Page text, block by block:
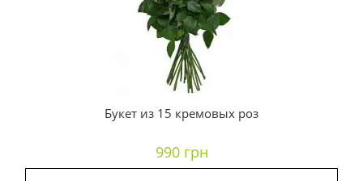
Букет из 15 кремовых роз
990 грн